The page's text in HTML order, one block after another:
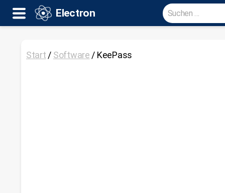
Electron
Electron
Suche
nach:
Start / Software / KeePass